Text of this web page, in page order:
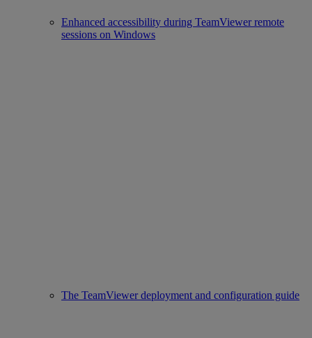
Enhanced accessibility during TeamViewer remote
sessions on Windows
The TeamViewer deployment and configuration guide